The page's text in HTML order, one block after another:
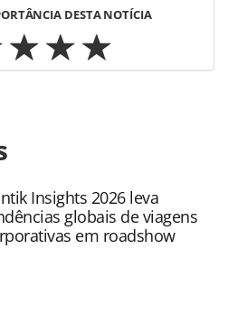
DESTA NOTÍCIA
aviacao/empresas/2025/01/
grupo-abra-gol-seguem-
as ferramentas oferecidas na
pela PANROTAS
brasileira sobre direito
sem autorização da
Insights 2026 leva
globais de viagens
em roadshow